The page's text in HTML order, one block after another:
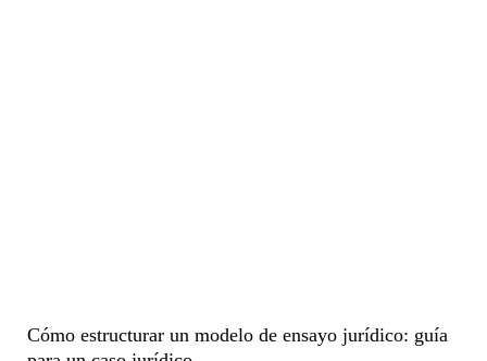
Cómo estructurar un modelo de ensayo jurídico: guía